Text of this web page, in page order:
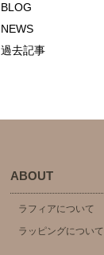
BLOG
NEWS
過去記事
ABOUT
ラフィアについて
ラッピングについて